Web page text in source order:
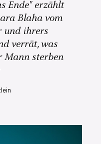
Ende" erzählt
Blaha vom
und ihrers
verrät, was
sterben